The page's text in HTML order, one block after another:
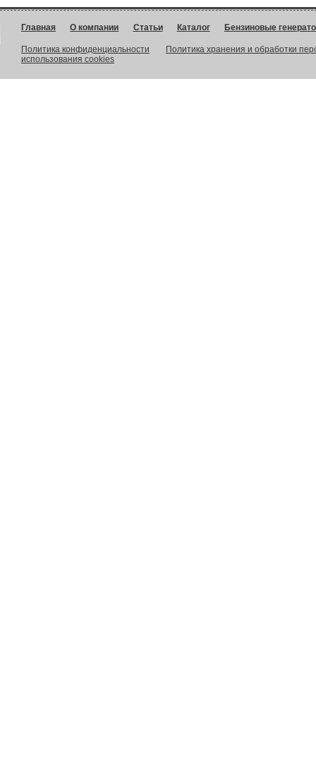
Главная О компании Статьи Каталог Бензиновые
Политика конфиденциальности
Политика хранения и обработки
использования cookies